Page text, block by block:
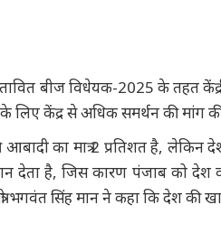
बीज विधेयक-2025 के तहत
लिए केंद्र से अधिक समर्थन की मांग
आबादी का मात्र 2 प्रतिशत है,
देता है, जिस कारण पंजाब को देश
भगवंत सिंह मान ने कहा कि देश की